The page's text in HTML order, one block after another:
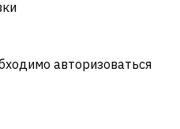
авторизоваться